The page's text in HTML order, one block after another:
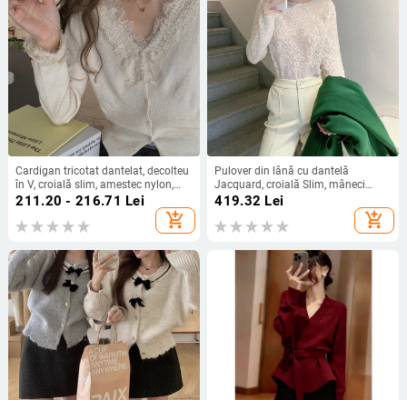
Cardigan tricotat dantelat, decolteu
în V, croială slim, amestec nylon,
mâneci lungi
211.20 - 216.71 Lei
add_shopping_cart
Pulover din lână cu dantelă
Jacquard, croială Slim, mâneci
lungi, decolteu rotund redus
419.32 Lei
add_shopping_cart